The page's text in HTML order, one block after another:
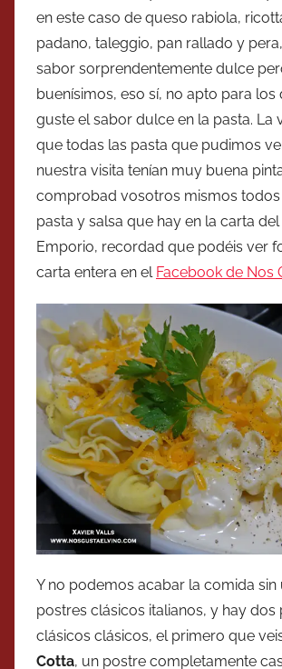
en este caso de queso rabiola,
padano, taleggio, pan rallado y
sabor sorprendentemente dulce
buenísimos, eso sí, no apto para los
guste el sabor dulce en la pasta. La
que todas las pasta que pudimos
nuestra visita tenían muy buena
comprobad vosotros mismos
pasta y salsa que hay en la carta del
Emporio, recordad que podéis ver
carta entera en el Facebook de Nos
Y no podemos acabar la comida sin
postres clásicos italianos, y hay dos
clásicos clásicos, el primero que
Cotta, un postre completamente